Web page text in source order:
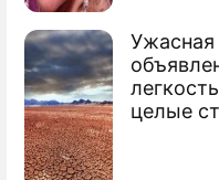
Ужасная
целые